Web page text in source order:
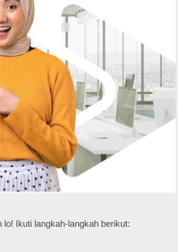
Ikuti langkah-langkah berikut: